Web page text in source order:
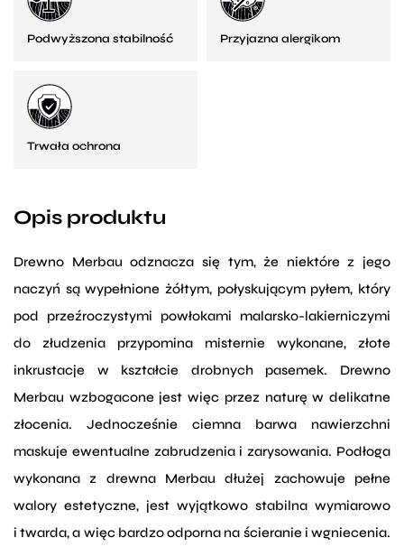
Podwyższona stabilność Przyjazna alergikom
Trwała ochrona
Opis produktu
Drewno Merbau odznacza się tym, że niektóre z jego
naczyń są wypełnione żółtym, połyskującym pyłem, który
pod przeźroczystymi powłokami malarsko-lakierniczymi
do złudzenia przypomina misternie wykonane, złote
inkrustacje w kształcie drobnych pasemek. Drewno
Merbau wzbogacone jest więc przez naturę w delikatne
złocenia. Jednocześnie ciemna barwa nawierzchni
maskuje ewentualne zabrudzenia i zarysowania. Podłoga
wykonana z drewna Merbau dłużej zachowuje pełne
walory estetyczne, jest wyjątkowo stabilna wymiarowo
i twarda, a więc bardzo odporna na ścieranie i wgniecenia.